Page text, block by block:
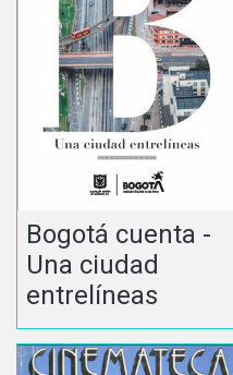
Bogotá cuenta -
Una ciudad
entrelíneas